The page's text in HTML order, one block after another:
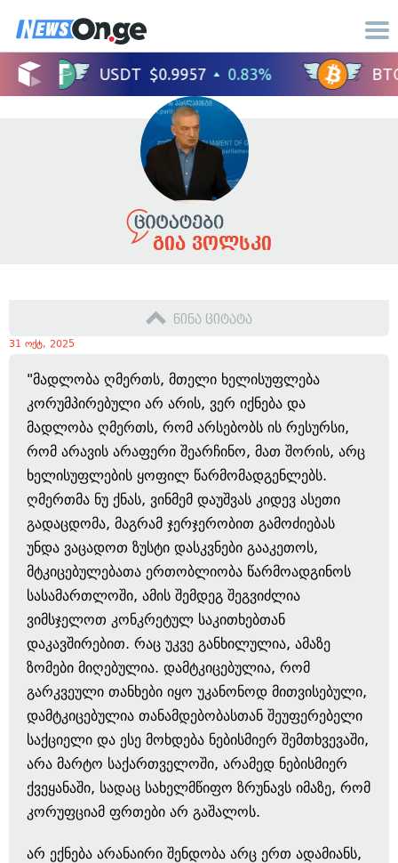
გია ვოლსკი
წინა ციტატა
31 ოქტ, 2025
"მადლობა ღმერთს, მთელი ხელისუფლება
კორუმპირებული არ არის, ვერ იქნება და
მადლობა ღმერთს, რომ არსებობს ის რესურსი,
რომ არავის არაფერი შეარჩინო, მათ შორის, არც
ხელისუფლების ყოფილ წარმომადგენლებს.
ღმერთმა ნუ ქნას, ვინმემ დაუშვას კიდევ ასეთი
გადაცდომა, მაგრამ ჯერჯერობით გამოძიებას
უნდა ვაცადოთ ზუსტი დასკვნები გააკეთოს,
მტკიცებულებათა ერთობლიობა წარმოადგინოს
სასამართლოში, ამის შემდეგ შეგვიძლია
ვიმსჯელოთ კონკრეტულ საკითხებთან
დაკავშირებით. რაც უკვე განხილულია, ამაზე
ზომები მიღებულია. დამტკიცებულია, რომ
გარკვეული თანხები იყო უკანონოდ მითვისებული,
დამტკიცებულია თანამდებობასთან შეუფერებელი
საქციელი და ესე მოხდება ნებისმიერ შემთხვევაში,
არა მარტო საქართველოში, არამედ ნებისმიერ
ქვეყანაში, სადაც სახელმწიფო ზრუნავს იმაზე, რომ
კორუფციამ ფრთები არ გაშალოს.
არ ექნება არანაირი შენდობა არც ერთ ადამიანს,